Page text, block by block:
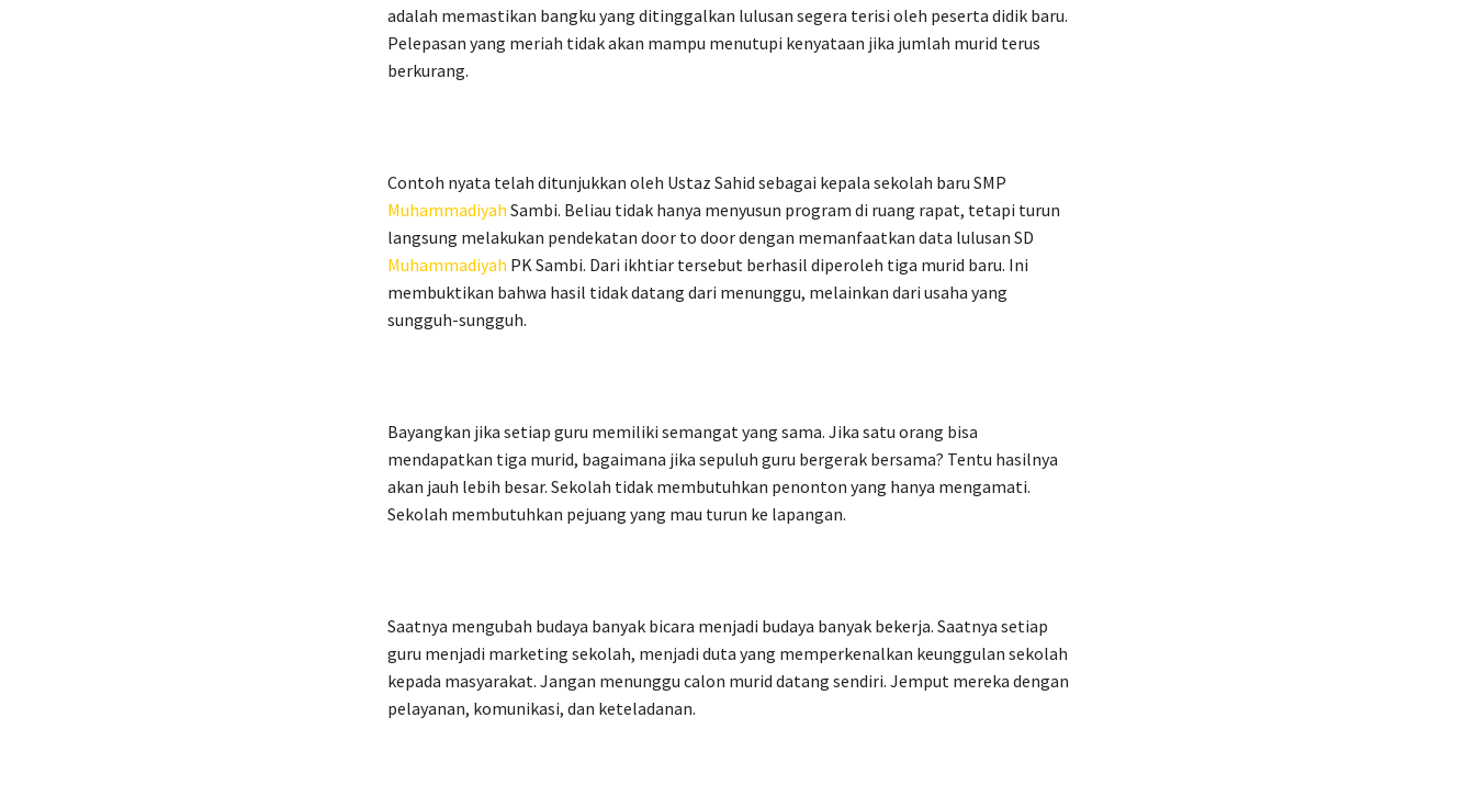
adalah memastikan bangku yang ditinggalkan lulusan segera terisi oleh peserta didik baru.
Pelepasan yang meriah tidak akan mampu menutupi kenyataan jika jumlah murid terus
berkurang.
Contoh nyata telah ditunjukkan oleh Ustaz Sahid sebagai kepala sekolah baru SMP
Muhammadiyah Sambi. Beliau tidak hanya menyusun program di ruang rapat, tetapi turun
langsung melakukan pendekatan door to door dengan memanfaatkan data lulusan SD
Muhammadiyah PK Sambi. Dari ikhtiar tersebut berhasil diperoleh tiga murid baru. Ini
membuktikan bahwa hasil tidak datang dari menunggu, melainkan dari usaha yang
sungguh-sungguh.
Bayangkan jika setiap guru memiliki semangat yang sama. Jika satu orang bisa
mendapatkan tiga murid, bagaimana jika sepuluh guru bergerak bersama? Tentu hasilnya
akan jauh lebih besar. Sekolah tidak membutuhkan penonton yang hanya mengamati.
Sekolah membutuhkan pejuang yang mau turun ke lapangan.
Saatnya mengubah budaya banyak bicara menjadi budaya banyak bekerja. Saatnya setiap
guru menjadi marketing sekolah, menjadi duta yang memperkenalkan keunggulan sekolah
kepada masyarakat. Jangan menunggu calon murid datang sendiri. Jemput mereka dengan
pelayanan, komunikasi, dan keteladanan.